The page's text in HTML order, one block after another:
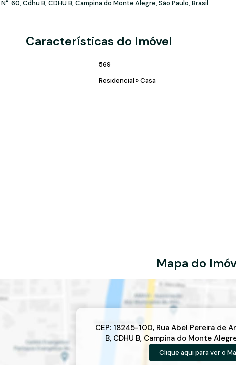
N°: 60, Cdhu B, CDHU B, Campina do Monte Alegre, São Paulo, Brasil
Características do Imóvel
569
Residencial »Casa
Mapa do
CEP: 18245-100, Rua Abel Pereira de
B, CDHU B, Campina do Monte
Clique aqui para ver o